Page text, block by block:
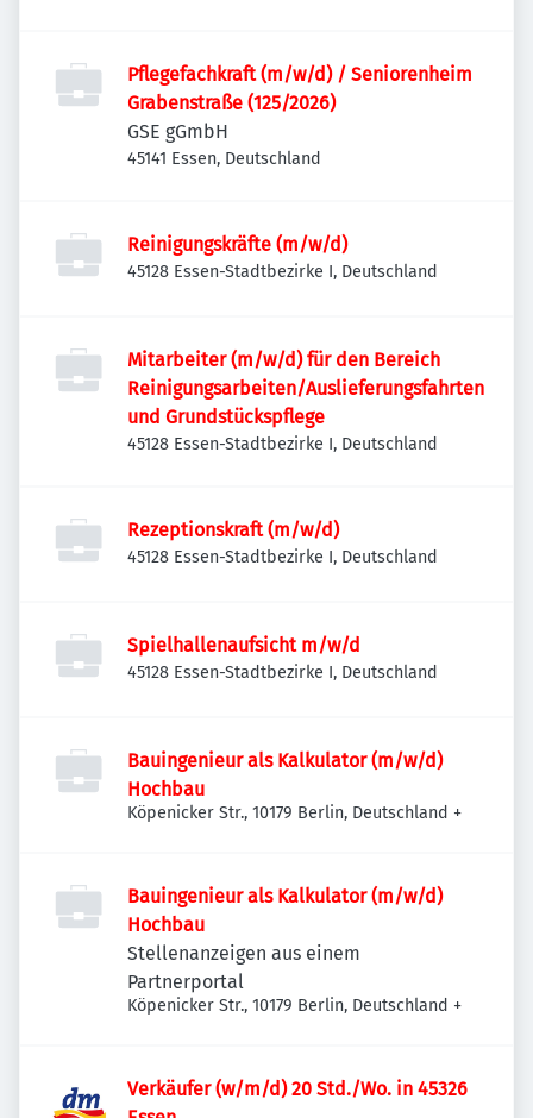
Pflegefachkraft (m/w/d) / Seniorenheim
Grabenstraße (125/2026)
GSE gGmbH
45141 Essen, Deutschland
Reinigungskräfte (m/w/d)
45128 Essen-Stadtbezirke I, Deutschland
Mitarbeiter (m/w/d) für den Bereich
Reinigungsarbeiten/Auslieferungsfahrten
und Grundstückspflege
45128 Essen-Stadtbezirke I, Deutschland
Rezeptionskraft (m/w/d)
45128 Essen-Stadtbezirke I, Deutschland
Spielhallenaufsicht m/w/d
45128 Essen-Stadtbezirke I, Deutschland
Bauingenieur als Kalkulator (m/w/d)
Hochbau
Köpenicker Str., 10179 Berlin, Deutschland +
Bauingenieur als Kalkulator (m/w/d)
Hochbau
Stellenanzeigen aus einem
Partnerportal
Köpenicker Str., 10179 Berlin, Deutschland +
Verkäufer (w/m/d) 20 Std./Wo. in 45326